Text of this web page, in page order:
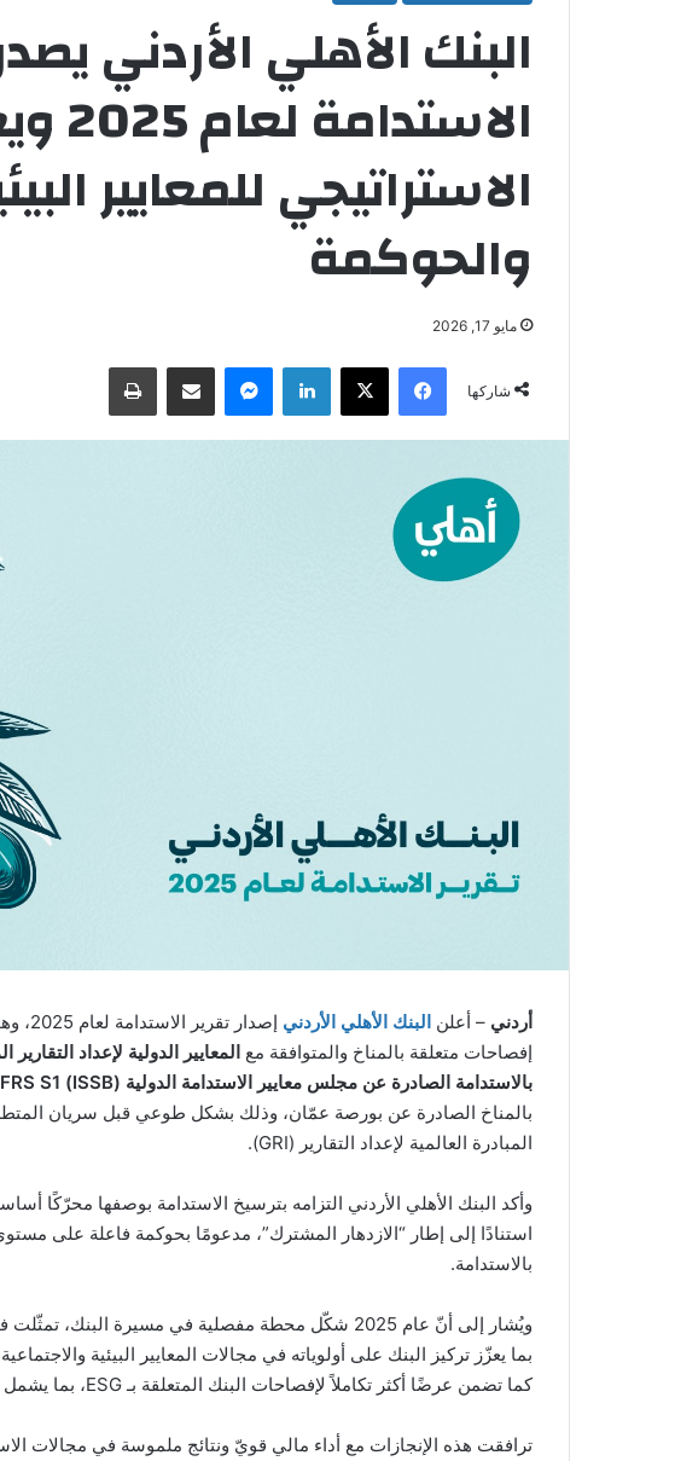
البنك الأهلي الأردني
الاستراتيجي للمعايير
والحوكمة
مايو 17, 2026
شاركها
فيسبوك لينكدإن
أردني – أعلن البنك الأهلي الأردني
إصدار
إفصاحات متعلقة بالمناخ والمتوافقة مع
بالاستدامة الصادرة عن مجلس معايير الاستدامة الدولية (ISSB) IFRS S1 وIFRS S2
بالمناخ الصادرة عن بورصة عمّان، وذلك بشكل طوعي قبل سريان
المبادرة العالمية لإعداد التقارير (GRI).
وأكد البنك الأهلي الأردني التزامه بترسيخ الاستدامة بوصفها محرّكًا
استنادًا إلى إطار “الازدهار المشترك”، مدعومًا بحوكمة فاعلة على
بالاستدامة.
ويُشار إلى أنّ عام 2025 شكّل محطة مفصلية في مسيرة
بما يعزّز تركيز البنك على أولوياته في مجالات المعايير البيئية
كما تضمن عرضًا أكثر تكاملاً لإفصاحات البنك المتعلقة بـ ESG، بما يشمل شركاته التابعة وفرعه في قبرص.
ترافقت هذه الإنجازات مع أداء مالي قويّ ونتائج ملموسة في مجالات